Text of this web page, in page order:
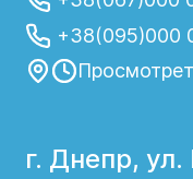
+38(095)000
г. Днепр,